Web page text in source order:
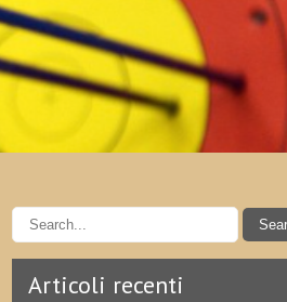
Articoli recenti